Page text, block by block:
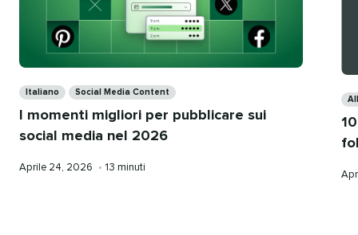
Italiano Social Media Content
I momenti migliori per pubblicare sui
social media nel 2026
Pubblicato
Aprile 24, 2026 • Tempo
13 minuti